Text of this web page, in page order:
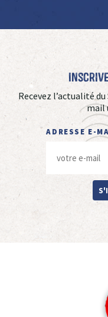
Recevez l’actualité
mail
ADRESSE E-